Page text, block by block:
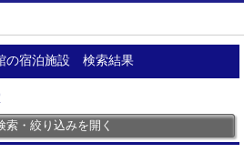
の宿泊施設 検索結果
索・絞り込みを開く